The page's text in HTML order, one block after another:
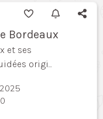
Bordeaux
et ses
origi...